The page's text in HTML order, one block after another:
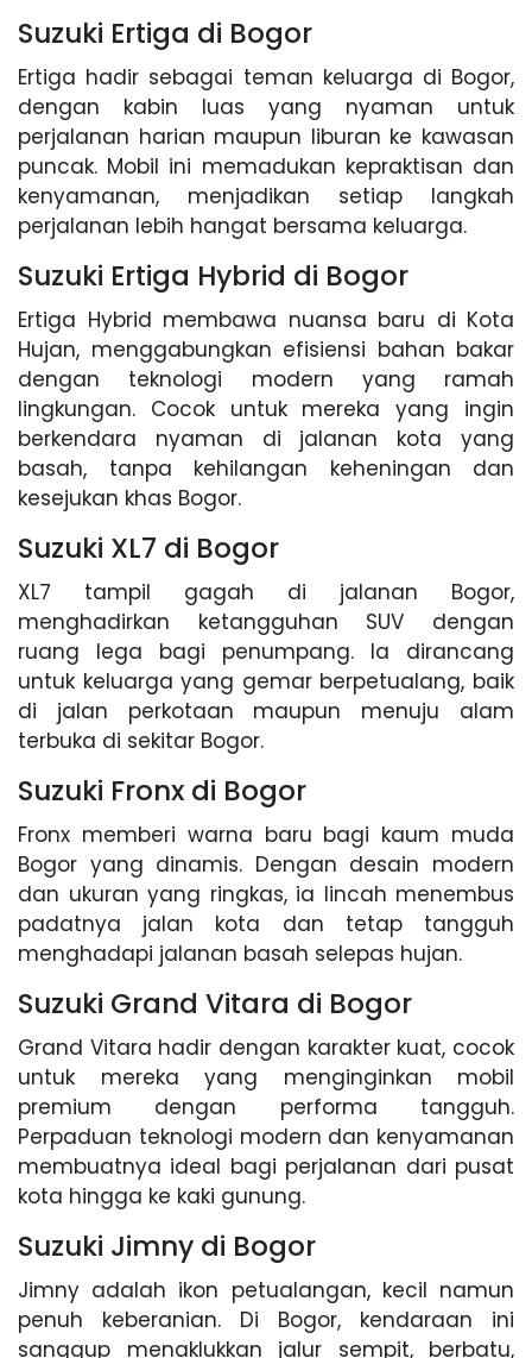
Suzuki Ertiga di Bogor
Ertiga hadir sebagai teman keluarga di Bogor,
dengan kabin luas yang nyaman untuk
perjalanan harian maupun liburan ke kawasan
puncak. Mobil ini memadukan kepraktisan dan
kenyamanan, menjadikan setiap langkah
perjalanan lebih hangat bersama keluarga.
Suzuki Ertiga Hybrid di Bogor
Ertiga Hybrid membawa nuansa baru di Kota
Hujan, menggabungkan efisiensi bahan bakar
dengan teknologi modern yang ramah
lingkungan. Cocok untuk mereka yang ingin
berkendara nyaman di jalanan kota yang
basah, tanpa kehilangan keheningan dan
kesejukan khas Bogor.
Suzuki XL7 di Bogor
XL7 tampil gagah di jalanan Bogor,
menghadirkan ketangguhan SUV dengan
ruang lega bagi penumpang. Ia dirancang
untuk keluarga yang gemar berpetualang, baik
di jalan perkotaan maupun menuju alam
terbuka di sekitar Bogor.
Suzuki Fronx di Bogor
Fronx memberi warna baru bagi kaum muda
Bogor yang dinamis. Dengan desain modern
dan ukuran yang ringkas, ia lincah menembus
padatnya jalan kota dan tetap tangguh
menghadapi jalanan basah selepas hujan.
Suzuki Grand Vitara di Bogor
Grand Vitara hadir dengan karakter kuat, cocok
untuk mereka yang menginginkan mobil
premium dengan performa tangguh.
Perpaduan teknologi modern dan kenyamanan
membuatnya ideal bagi perjalanan dari pusat
kota hingga ke kaki gunung.
Suzuki Jimny di Bogor
Jimny adalah ikon petualangan, kecil namun
penuh keberanian. Di Bogor, kendaraan ini
sanggup menaklukkan jalur sempit, berbatu,